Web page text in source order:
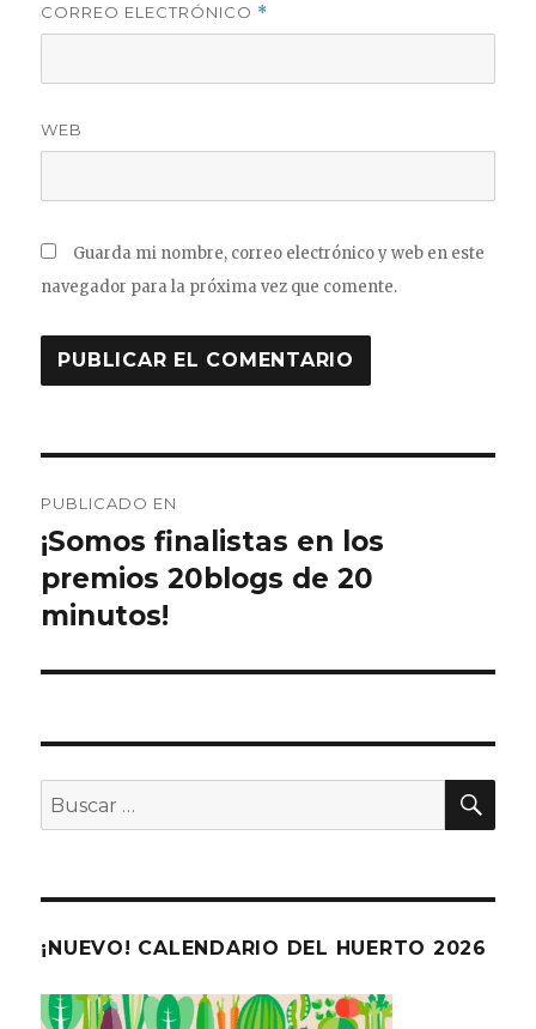
CORREO ELECTRÓNICO *
WEB
Guarda mi nombre, correo electrónico y web en este
navegador para la próxima vez que comente.
de
entradas
PUBLICADO EN
¡Somos finalistas en los
premios 20blogs de 20
minutos!
Buscar
por:
¡NUEVO! CALENDARIO DEL HUERTO 2026